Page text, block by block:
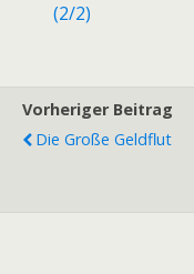
(2/2)
Vorheriger Beitrag
Die Große Geldflut